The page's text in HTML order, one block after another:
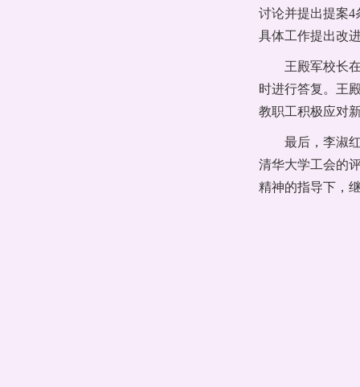
讨论并提出提案
具体工作提出改
王殿军校长
时进行答复。王
教职工积极应对
最后，李淑
清华大学工会的
精神的指导下，